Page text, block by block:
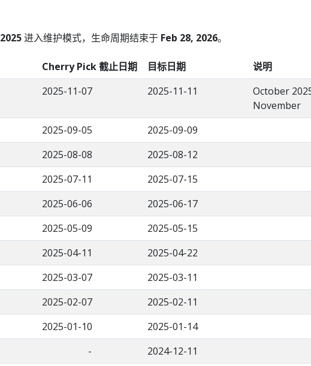
进入维护模式，生命周期结束于 Feb 28, 2026。
Cherry Pick 截止日期 目标日期
说明
2025-11-07 2025-11-11
October
November
2025-09-05
2025-09-09
2025-08-08
2025-08-12
2025-07-11
2025-07-15
2025-06-06
2025-06-17
2025-05-09
2025-05-15
2025-04-11
2025-04-22
2025-03-07
2025-03-11
2025-02-07
2025-02-11
2025-01-10
2025-01-14
- 2024-12-11